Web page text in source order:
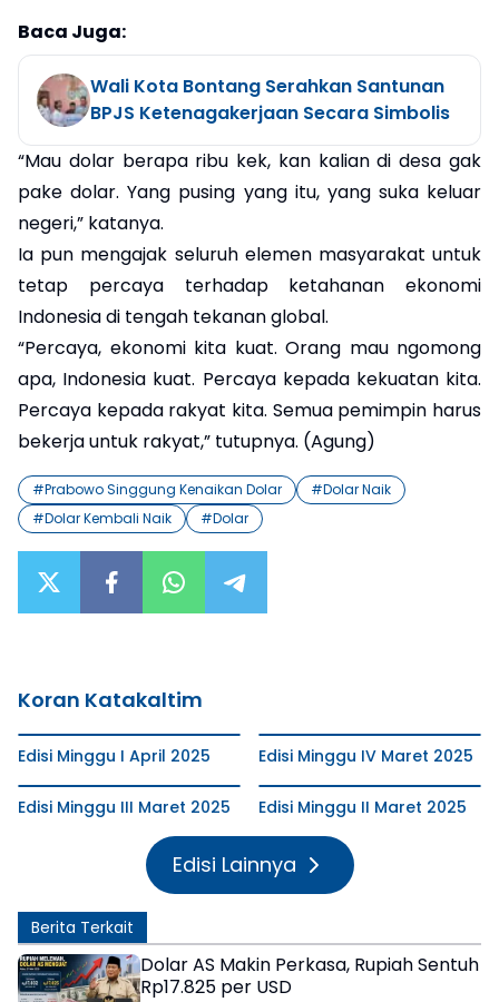
Baca Juga:
Wali Kota Bontang Serahkan Santunan
BPJS Ketenagakerjaan Secara Simbolis
“Mau dolar berapa ribu kek, kan kalian di desa gak
pake dolar. Yang pusing yang itu, yang suka keluar
negeri,” katanya.
Ia pun mengajak seluruh elemen masyarakat untuk
tetap percaya terhadap ketahanan ekonomi
Indonesia di tengah tekanan global.
“Percaya, ekonomi kita kuat. Orang mau ngomong
apa, Indonesia kuat. Percaya kepada kekuatan kita.
Percaya kepada rakyat kita. Semua pemimpin harus
bekerja untuk rakyat,” tutupnya. (Agung)
#Prabowo Singgung Kenaikan Dolar #Dolar Naik
#Dolar Kembali Naik #Dolar
Koran Katakaltim
Edisi Minggu I April 2025 Edisi Minggu IV Maret 2025
Edisi Minggu III Maret 2025 Edisi Minggu II Maret 2025
Edisi Lainnya
Berita Terkait
Dolar AS Makin Perkasa, Rupiah Sentuh
Rp17.825 per USD